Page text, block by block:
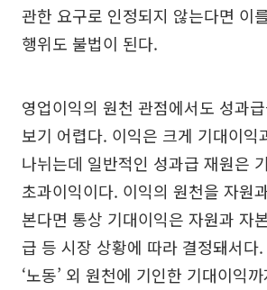
관한 요구로 인정되지 않는다면 이
행위도 불법이 된다.
영업이익의 원천 관점에서도 성과
보기 어렵다. 이익은 크게 기대이익
나뉘는데 일반적인 성과급 재원은
초과이익이다. 이익의 원천을 자원
본다면 통상 기대이익은 자원과 자
급 등 시장 상황에 따라 결정돼서다
‘노동’ 외 원천에 기인한 기대이익